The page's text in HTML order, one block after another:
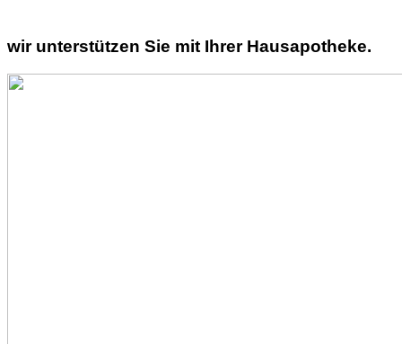
wir unterstützen Sie mit Ihrer Hausapotheke.